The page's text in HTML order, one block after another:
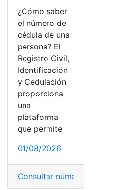
¿Cómo saber
el número de
cédula de una
persona? El
Registro Civil,
Identificación
y Cedulación
proporciona
una
plataforma
que permite
01/08/2026
Consultar número de cédula